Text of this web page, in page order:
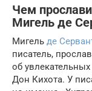
Чем
Мигель де
Мигель де
писатель,
об
Дон Кихота. У